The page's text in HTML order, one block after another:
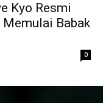
Kyo Resmi
Memulai Babak
0